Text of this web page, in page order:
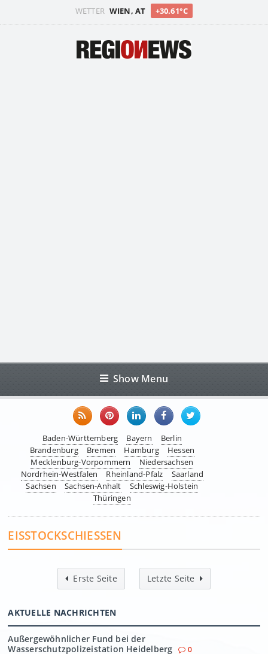
WETTER WIEN, AT +30.61°C
Show Menu
Baden-Württemberg Bayern
Berlin
Brandenburg
Bremen Hamburg
Hessen
Mecklenburg-Vorpommern
Niedersachsen
Nordrhein-Westfalen
Rheinland-Pfalz
Saarland
Sachsen
Sachsen-Anhalt
Schleswig-Holstein
Thüringen
EISSTOCKSCHIESSEN
Erste Seite Letzte Seite
AKTUELLE NACHRICHTEN
Außergewöhnlicher Fund bei der
Wasserschutzpolizeistation Heidelberg
0